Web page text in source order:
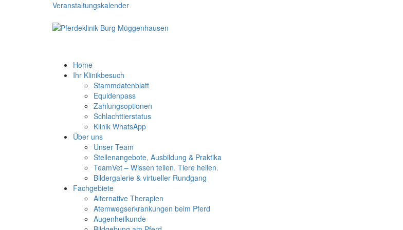
Veranstaltungskalender
Home
Ihr Klinikbesuch
Stammdatenblatt
Equidenpass
Zahlungsoptionen
Schlachttierstatus
Klinik WhatsApp
Über uns
Unser Team
Stellenangebote, Ausbildung & Praktika
TeamVet – Wissen teilen. Tiere heilen.
Bildergalerie & virtueller Rundgang
Fachgebiete
Alternative Therapien
Atemwegserkrankungen beim Pferd
Augenheilkunde